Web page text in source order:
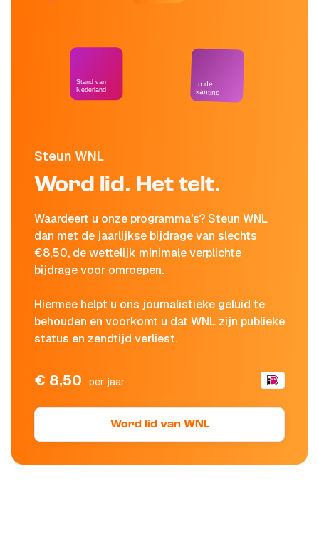
Steun WNL
Word lid. Het telt.
Waardeert u onze programma's? Steun WNL
dan met de jaarlijkse bijdrage van slechts
€8,50, de wettelijk minimale verplichte
bijdrage voor omroepen.
Hiermee helpt u ons journalistieke geluid te
behouden en voorkomt u dat WNL zijn publieke
status en zendtijd verliest.
€ 8,50 per jaar
Word lid van WNL
Stand van
Nederland
In de
kantine